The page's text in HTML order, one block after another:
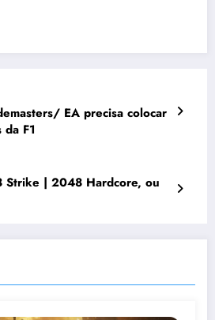
EA precisa colocar
F1
Strike | 2048 Hardcore, ou